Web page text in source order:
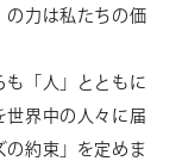
の力は私たちの価
も「人」とともに
世界中の人々に届
の約束」を定めま